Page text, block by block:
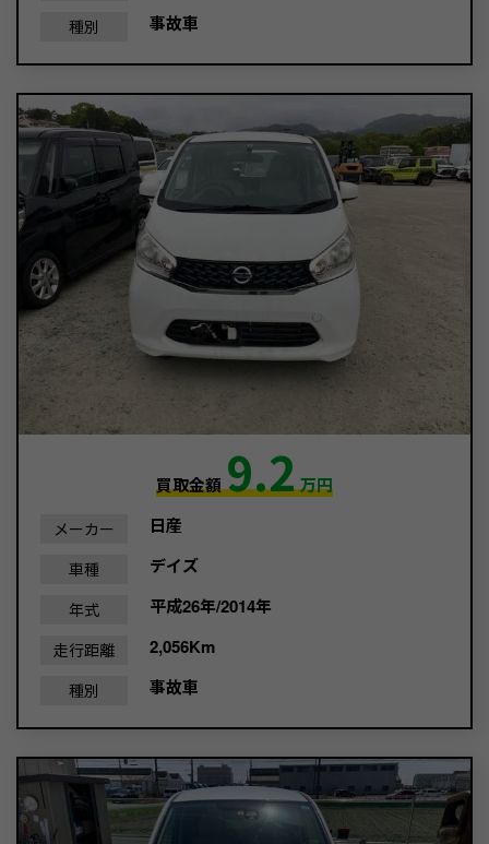
種別 事故車
買取金額9.2万円
メーカー 日産
車種 デイズ
年式 平成26年/2014年
走行距離 2,056Km
種別 事故車